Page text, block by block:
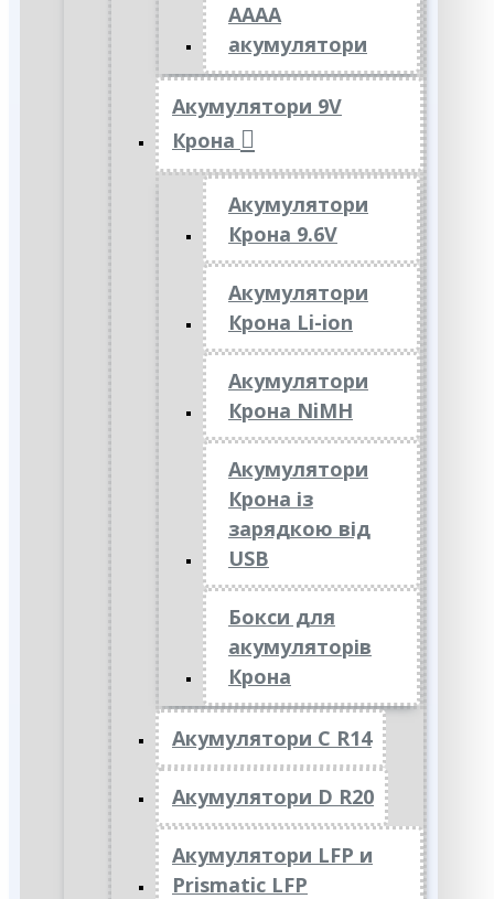
АААА
акумулятори
Акумулятори 9V
Крона
Акумулятори
Крона 9.6V
Акумулятори
Крона Li-ion
Акумулятори
Крона NiMH
Акумулятори
Крона із
зарядкою від
USB
Бокси для
акумуляторів
Крона
Акумулятори C R14
Акумулятори D R20
Акумулятори LFP и
Prismatic LFP